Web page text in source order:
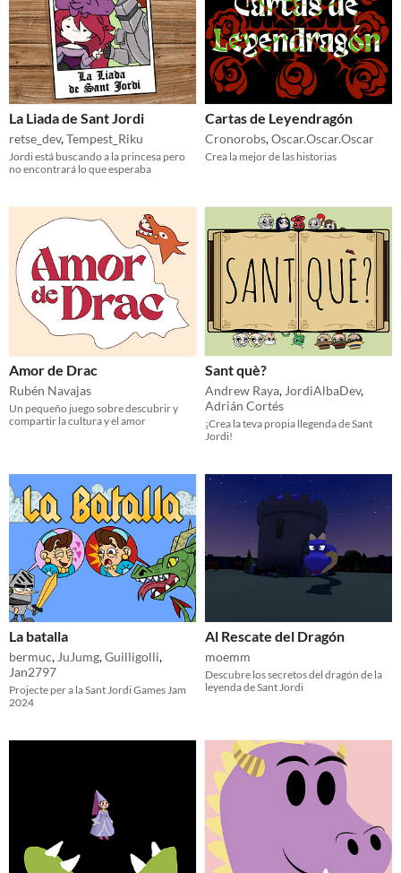
La Liada de Sant Jordi
retse_dev,Tempest_Riku
Jordi está buscando a la princesa pero
no encontrará lo que esperaba
Cartas de Leyendragón
Cronorobs,Oscar.Oscar.Oscar
Crea la mejor de las historias
Amor de Drac
Rubén Navajas
Un pequeño juego sobre descubrir y
compartir la cultura y el amor
Sant què?
Andrew Raya, JordiAlbaDev,
Adrián Cortés
¡Crea la teva propia llegenda de Sant
Jordi!
La batalla
bermuc,JuJumg,Guilligolli,
Jan2797
Projecte per a la Sant Jordi Games Jam
2024
Al Rescate del Dragón
moemm
Descubre los secretos del dragón de la
leyenda de Sant Jordi